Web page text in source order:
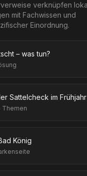
verknüpfen
mit Fachwissen und
Einordnung.
– was tun?
Sattelcheck im
Themen
König